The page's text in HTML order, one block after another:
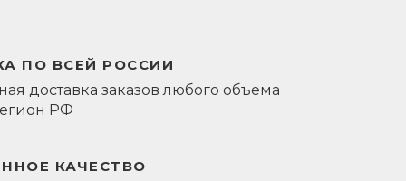
ПО ВСЕЙ РОССИИ
доставка заказов любого объема
РФ
КАЧЕСТВО